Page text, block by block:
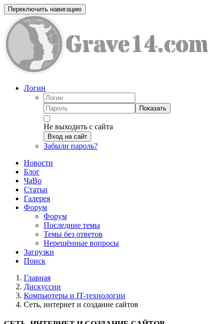
Переключить навигацию
Логин
Показать
Не выходить с сайта
Вход на сайт
Забыли пароль?
Новости
Блог
ЧаВо
Статьи
Галерея
Форум
Форум
Последние темы
Темы без ответов
Нерешённые вопросы
Загрузки
Поиск
Главная
Дискуссии
Компьютеры и IT-технологии
Сеть, интернет и создание сайтов